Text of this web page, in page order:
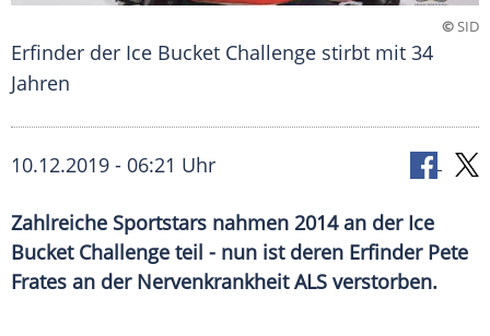
©SID
Erfinder der Ice Bucket Challenge stirbt mit 34
Jahren
10.12.2019 - 06:21 Uhr
Zahlreiche Sportstars nahmen 2014 an der Ice
Bucket Challenge teil - nun ist deren Erfinder Pete
Frates an der Nervenkrankheit ALS verstorben.